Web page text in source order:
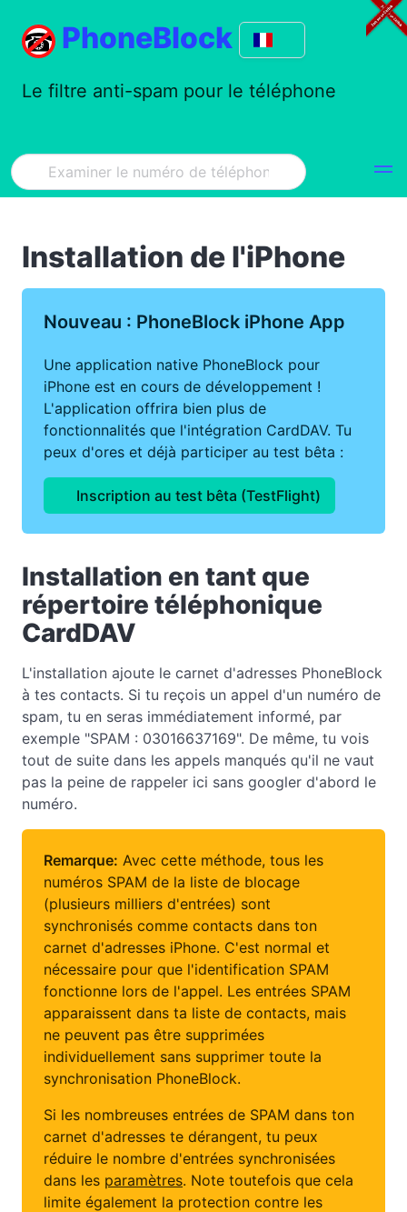
PhoneBlock
Le filtre anti-spam pour le téléphone
Installation de l'iPhone
Nouveau : PhoneBlock iPhone App
Une application native PhoneBlock pour
iPhone est en cours de développement !
L'application offrira bien plus de
fonctionnalités que l'intégration CardDAV. Tu
peux d'ores et déjà participer au test bêta :
Inscription au test bêta (TestFlight)
Installation en tant que
répertoire téléphonique
CardDAV
L'installation ajoute le carnet d'adresses PhoneBlock
à tes contacts. Si tu reçois un appel d'un numéro de
spam, tu en seras immédiatement informé, par
exemple "SPAM : 03016637169". De même, tu vois
tout de suite dans les appels manqués qu'il ne vaut
pas la peine de rappeler ici sans googler d'abord le
numéro.
Remarque: Avec cette méthode, tous les
numéros SPAM de la liste de blocage
(plusieurs milliers d'entrées) sont
synchronisés comme contacts dans ton
carnet d'adresses iPhone. C'est normal et
nécessaire pour que l'identification SPAM
fonctionne lors de l'appel. Les entrées SPAM
apparaissent dans ta liste de contacts, mais
ne peuvent pas être supprimées
individuellement sans supprimer toute la
synchronisation PhoneBlock.
Si les nombreuses entrées de SPAM dans ton
carnet d'adresses te dérangent, tu peux
réduire le nombre d'entrées synchronisées
dans les paramètres. Note toutefois que cela
limite également la protection contre les